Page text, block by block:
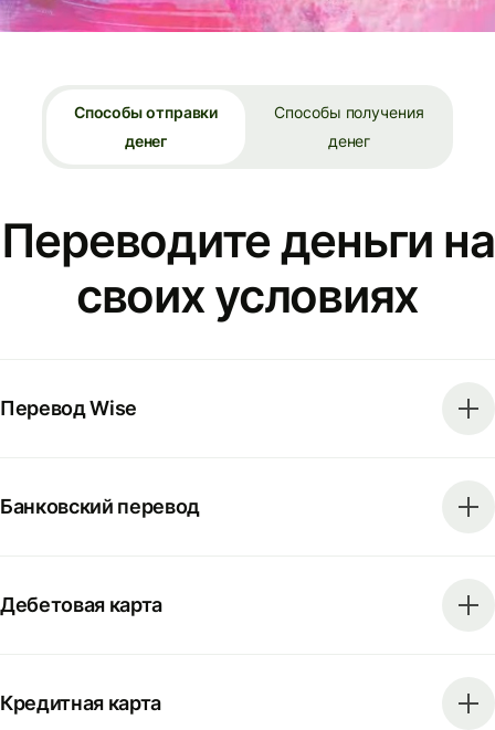
Способы отправки
денег
Способы получения
денег
Переводите деньги на
своих условиях
Перевод Wise
Банковский перевод
Дебетовая карта
Кредитная карта